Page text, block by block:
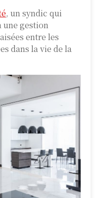
, un syndic qui
une gestion
entre les
dans la vie de la